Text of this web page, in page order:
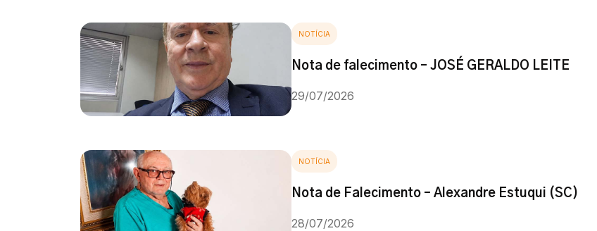
NOTÍCIA
Nota de falecimento – JOSÉ GERALDO LEITE
29/07/2026
NOTÍCIA
Nota de Falecimento – Alexandre Estuqui (SC)
28/07/2026